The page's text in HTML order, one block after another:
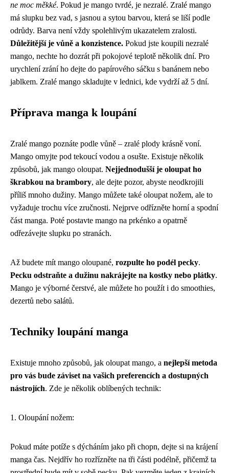
ne moc měkké. Pokud je mango tvrdé, je nezralé. Zralé mango
má slupku bez vad, s jasnou a sytou barvou, která se liší podle
odrůdy. Barva není vždy spolehlivým ukazatelem zralosti.
Důležitější je vůně a konzistence. Pokud jste koupili nezralé
mango, nechte ho dozrát při pokojové teplotě několik dní. Pro
urychlení zrání ho dejte do papírového sáčku s banánem nebo
jablkem. Zralé mango skladujte v lednici, kde vydrží až 5 dní.
Příprava manga k loupání
Zralé mango poznáte podle vůně – zralé plody krásně voní.
Mango omyjte pod tekoucí vodou a osušte. Existuje několik
způsobů, jak mango oloupat. Nejjednodušší je oloupat ho
škrabkou na brambory, ale dejte pozor, abyste neodkrojili
příliš mnoho dužiny. Mango můžete také oloupat nožem, ale to
vyžaduje trochu více zručnosti. Nejprve odřízněte horní a spodní
část manga. Poté postavte mango na prkénko a opatrně
odřezávejte slupku po stranách.
Až budete mít mango oloupané, rozpulte ho podél pecky.
Pecku odstraňte a dužinu nakrájejte na kostky nebo plátky.
Mango je výborné čerstvé, ale můžete ho použít i do smoothies,
dezertů nebo salátů.
Techniky loupání manga
Existuje mnoho způsobů, jak oloupat mango, a nejlepší metoda
pro vás bude záviset na vašich preferencích a dostupných
nástrojích. Zde je několik oblíbených technik:
1. Oloupání nožem:
Pokud máte potíže s dýcháním jako při chopn, dejte si na krájení
manga čas. Nejdřív ho rozřízněte na tři části podélně, přičemž ta